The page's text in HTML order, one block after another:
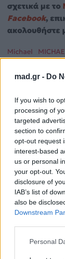
mad.gr - Do
If you wish to
processing of
targeted
section to
opt-out request
interest-based
us or personal
your opt-out.
disclosure of
IAB’s list of
also be
Downstream
Personal
σχετικά με το
Facebook,
ακολουθήστε
Michael